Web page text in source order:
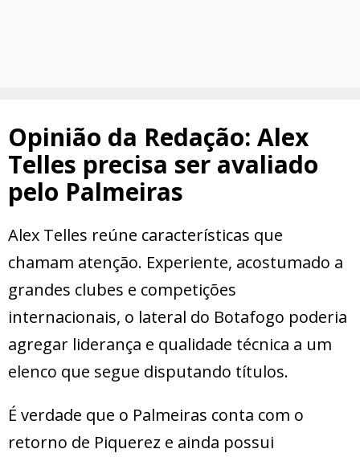
Opinião da Redação: Alex
Telles precisa ser avaliado
pelo Palmeiras
Alex Telles reúne características que
chamam atenção. Experiente, acostumado a
grandes clubes e competições
internacionais, o lateral do Botafogo poderia
agregar liderança e qualidade técnica a um
elenco que segue disputando títulos.
É verdade que o Palmeiras conta com o
retorno de Piquerez e ainda possui